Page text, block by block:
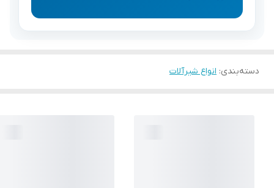
دسته‌بندی: انواع شیرآلات